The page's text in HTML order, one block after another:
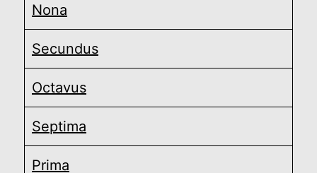
Nona
Secundus
Octavus
Septima
Prima